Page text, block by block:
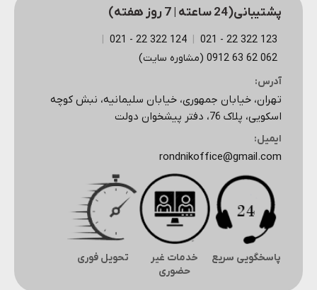
پشتیبانی(24 ساعته | 7 روز هفته)
123 322 22 - 021
124 322 22 - 021
062 62 63 0912 (مشاوره سایت)
آدرس:
تهران، خیابان جمهوری، خیابان سلیمانیه، نبش کوچه
اسکویی، پلاک 76، دفتر پیشخوان دولت
ایمیل:
rondnikoffice@gmail.com
پاسخگویی سریع
خدمات غیر
حضوری
تحویل فوری